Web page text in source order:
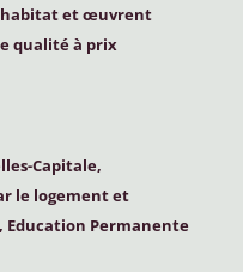
et œuvrent
qualité à prix
Capitale,
le logement et
Education Permanente